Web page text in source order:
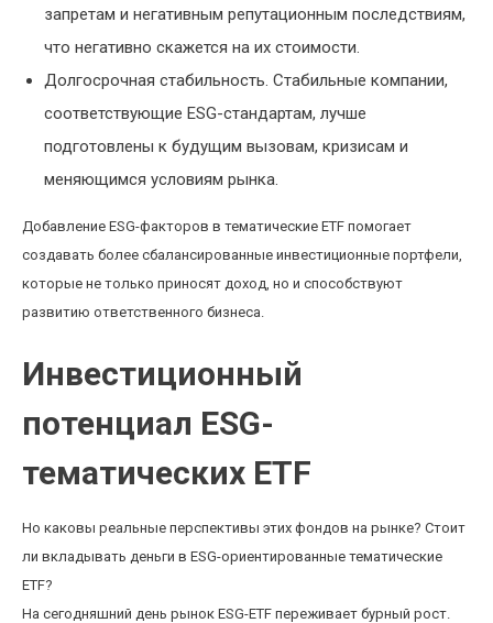
запретам и негативным репутационным последствиям,
что негативно скажется на их стоимости.
Долгосрочная стабильность. Стабильные компании,
соответствующие ESG-стандартам, лучше
подготовлены к будущим вызовам, кризисам и
меняющимся условиям рынка.
Добавление ESG-факторов в тематические ETF помогает
создавать более сбалансированные инвестиционные портфели,
которые не только приносят доход, но и способствуют
развитию ответственного бизнеса.
Инвестиционный
потенциал ESG-
тематических ETF
Но каковы реальные перспективы этих фондов на рынке? Стоит
ли вкладывать деньги в ESG-ориентированные тематические
ETF?
На сегодняшний день рынок ESG-ETF переживает бурный рост.